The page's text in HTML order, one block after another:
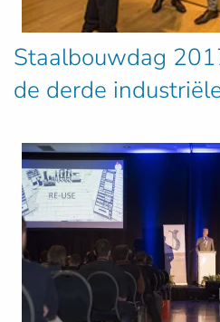
Staalbouwdag
de derde